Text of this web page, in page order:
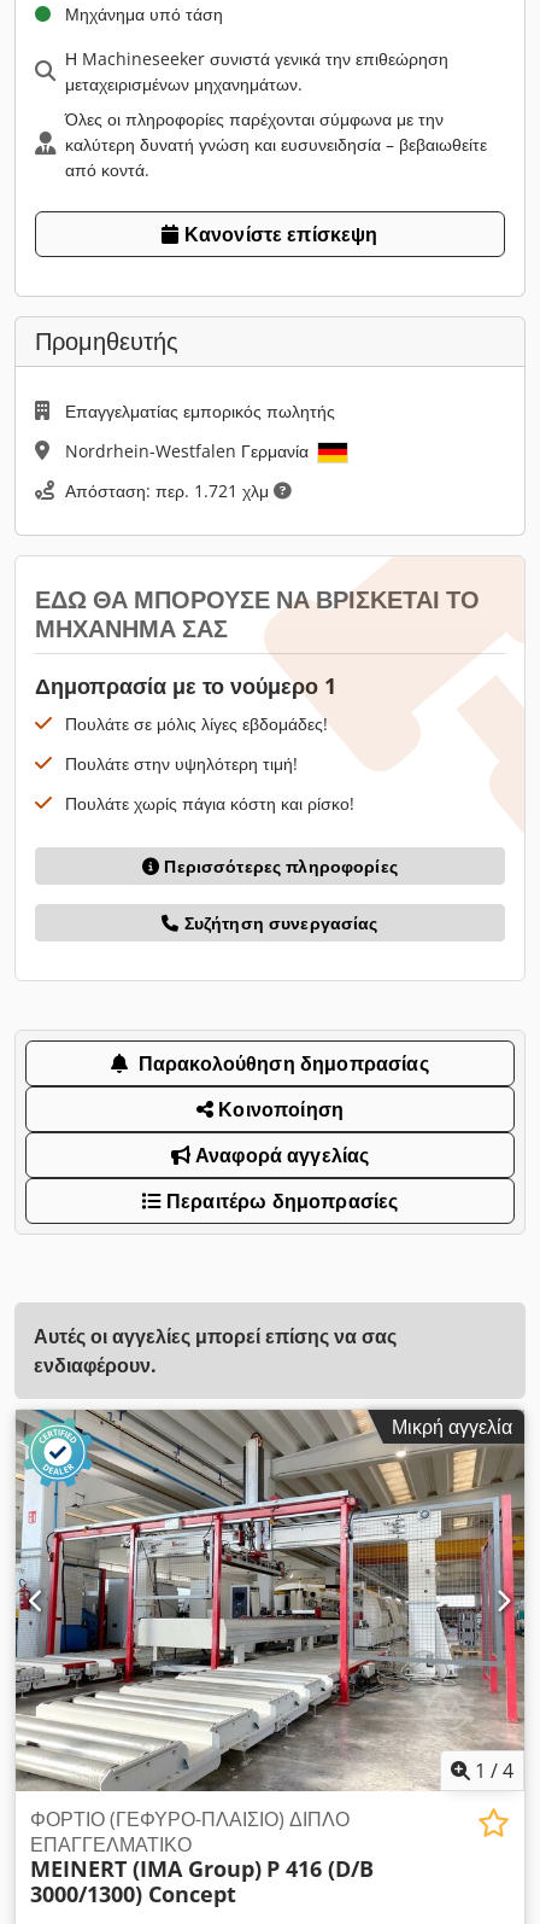
Μηχάνημα υπό τάση
Η Machineseeker συνιστά γενικά την επιθεώρηση
μεταχειρισμένων μηχανημάτων.
Όλες οι πληροφορίες παρέχονται σύμφωνα με την
καλύτερη δυνατή γνώση και ευσυνειδησία – βεβαιωθείτε
από κοντά.
Κανονίστε επίσκεψη
Προμηθευτής
Επαγγελματίας εμπορικός πωλητής
Nordrhein-Westfalen Γερμανία
Απόσταση: περ. 1.721 χλμ
ΕΔΏ ΘΑ ΜΠΟΡΟΎΣΕ ΝΑ ΒΡΊΣΚΕΤΑΙ ΤΟ
ΜΗΧΆΝΗΜΆ ΣΑΣ
Δημοπρασία με το νούμερο 1
Πουλάτε σε μόλις λίγες εβδομάδες!
Πουλάτε στην υψηλότερη τιμή!
Πουλάτε χωρίς πάγια κόστη και ρίσκο!
Περισσότερες πληροφορίες
Συζήτηση συνεργασίας
Παρακολούθηση δημοπρασίας
Κοινοποίηση
Αναφορά αγγελίας
Περαιτέρω δημοπρασίες
Αυτές οι αγγελίες μπορεί επίσης να σας
ενδιαφέρουν.
Μικρή αγγελία
1 /4
ΦΟΡΤΙΟ (ΓΕΦΥΡΟ-ΠΛΑΙΣΙΟ) ΔΙΠΛΟ
ΕΠΑΓΓΕΛΜΑΤΙΚΟ
MEINERT (IMA Group) P 416 (D/B
3000/1300) Concept